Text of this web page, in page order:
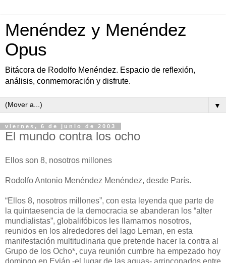
Menéndez y Menéndez
Opus
Bitácora de Rodolfo Menéndez. Espacio de reflexión,
análisis, conmemoración y disfrute.
▼
viernes, 6 de junio de 2003
El mundo contra los ocho
Ellos son 8, nosotros millones
Rodolfo Antonio Menéndez Menéndez, desde París.
“Ellos 8, nosotros millones”, con esta leyenda que parte de
la quintaesencia de la democracia se abanderan los “alter
mundialistas”, globalifóbicos les llamamos nosotros,
reunidos en los alrededores del lago Leman, en esta
manifestación multitudinaria que pretende hacer la contra al
Grupo de los Ocho*, cuya reunión cumbre ha empezado hoy
domingo en Evián -el lugar de las aguas- arrinconados entre